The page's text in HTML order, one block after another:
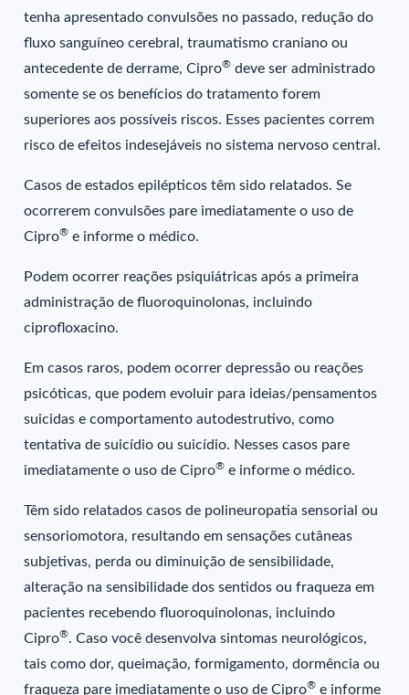
tenha apresentado convulsões no passado, redução do
fluxo sanguíneo cerebral, traumatismo craniano ou
antecedente de derrame, Cipro® deve ser administrado
somente se os benefícios do tratamento forem
superiores aos possíveis riscos. Esses pacientes correm
risco de efeitos indesejáveis no sistema nervoso central.
Casos de estados epilépticos têm sido relatados. Se
ocorrerem convulsões pare imediatamente o uso de
Cipro® e informe o médico.
Podem ocorrer reações psiquiátricas após a primeira
administração de fluoroquinolonas, incluindo
ciprofloxacino.
Em casos raros, podem ocorrer depressão ou reações
psicóticas, que podem evoluir para ideias/pensamentos
suicidas e comportamento autodestrutivo, como
tentativa de suicídio ou suicídio. Nesses casos pare
imediatamente o uso de Cipro® e informe o médico.
Têm sido relatados casos de polineuropatia sensorial ou
sensoriomotora, resultando em sensações cutâneas
subjetivas, perda ou diminuição de sensibilidade,
alteração na sensibilidade dos sentidos ou fraqueza em
pacientes recebendo fluoroquinolonas, incluindo
Cipro®. Caso você desenvolva sintomas neurológicos,
tais como dor, queimação, formigamento, dormência ou
fraqueza pare imediatamente o uso de Cipro® e informe